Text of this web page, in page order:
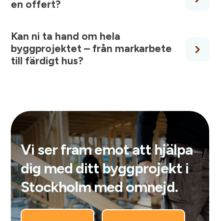
en offert?
Kan ni ta hand om hela
byggprojektet – från markarbete
till färdigt hus?
Vi ser fram emot att hjälpa
dig med ditt byggprojekt i
Stockholm med omnejd.